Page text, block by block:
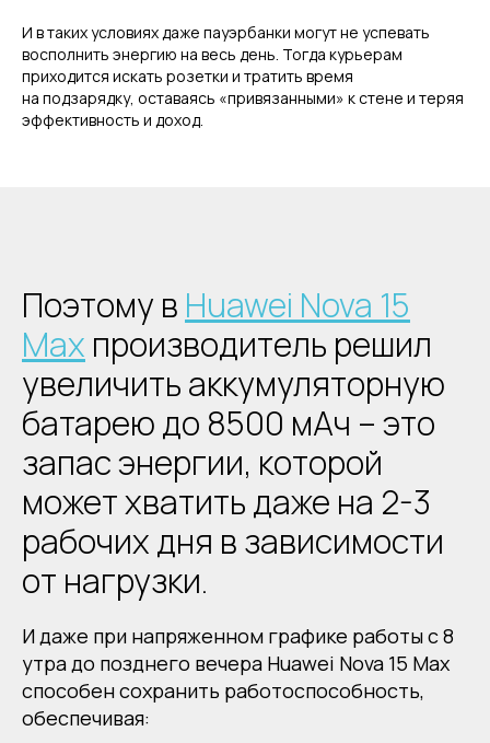
И в таких условиях даже пауэрбанки могут не успевать
восполнить энергию на весь день. Тогда курьерам
приходится искать розетки и тратить время
на подзарядку, оставаясь «привязанными» к стене и теряя
эффективность и доход.
Поэтому в Huawei Nova 15
Max производитель решил
увеличить аккумуляторную
батарею до 8500 мАч – это
запас энергии, которой
может хватить даже на 2-3
рабочих дня в зависимости
от нагрузки.
И даже при напряженном графике работы с 8
утра до позднего вечера Huawei Nova 15 Max
способен сохранить работоспособность,
обеспечивая: